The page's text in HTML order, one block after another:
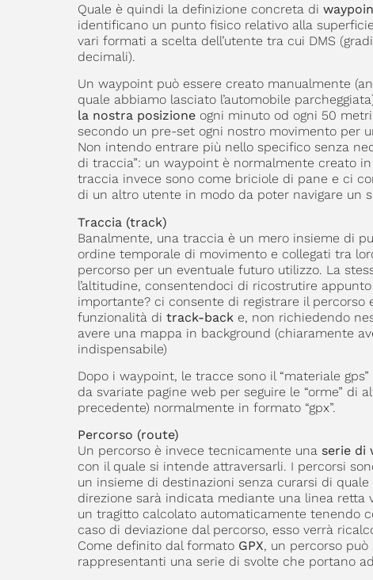
Quale è quindi la definizione concreta di
identificano un punto fisico relativo alla
vari formati a scelta dell’utente tra cui DMS
decimali).
Un waypoint può essere creato manualmente
quale abbiamo lasciato l’automobile
la nostra posizioneogni minuto od ogni 50
secondo un pre-set ogni nostro movimento per
Non intendo entrare più nello specifico senza
di traccia”: un waypoint è normalmente creato
traccia invece sono come briciole di pane e ci
di un altro utente in modo da poter navigare un
Traccia (track)
Banalmente, una traccia è un mero insieme di
ordine temporale di movimento e collegati tra
percorso per un eventuale futuro utilizzo. La
l’altitudine, consentendoci di ricostrutire
importante? ci consente di registrare il
funzionalità di track-backe, non richiedendo
avere una mappa in background (chiaramente
indispensabile)
Dopo i waypoint, le tracce sono il “materiale
da svariate pagine web per seguire le “orme” di
precedente) normalmente in formato “gpx”.
Percorso (route)
Un percorso è invece tecnicamente una serie di
con il quale si intende attraversarli. I percorsi
un insieme di destinazioni senza curarsi di
direzione sarà indicata mediante una linea retta
un tragitto calcolato automaticamente tenendo
caso di deviazione dal percorso, esso verrà
Come definito dal formatoGPX, un percorso
rappresentanti una serie di svolte che portano